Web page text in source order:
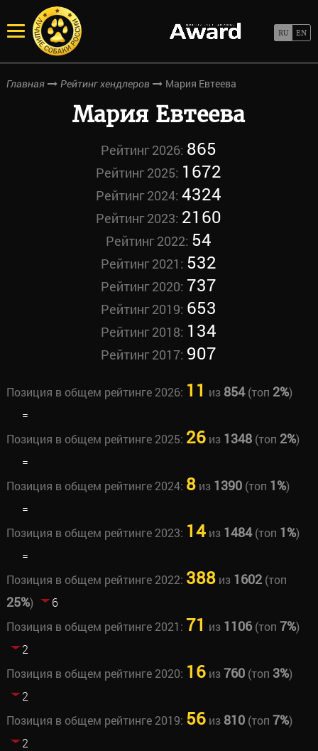
Главная Рейтинг хендлеров Мария Евтеева
Мария Евтеева
Рейтинг 2026: 865
Рейтинг 2025: 1672
Рейтинг 2024:4324
Рейтинг 2023: 2160
Рейтинг 2022: 54
Рейтинг 2021: 532
Рейтинг 2020: 737
Рейтинг 2019: 653
Рейтинг 2018: 134
Рейтинг 2017: 907
Позиция в общем рейтинге 2026: 11 из 854(топ 2%)
=
Позиция в общем рейтинге 2025: 26из 1348(топ 2%)
=
Позиция в общем рейтинге 2024: 8из 1390(топ 1%)
=
Позиция в общем рейтинге 2023: 14из 1484(топ 1%)
=
Позиция в общем рейтинге 2022: 388из 1602(топ
25%)
6
Позиция в общем рейтинге 2021: 71 из 1106(топ 7%)
2
Позиция в общем рейтинге 2020: 16из760(топ 3%)
2
Позиция в общем рейтинге 2019: 56из 810(топ 7%)
2